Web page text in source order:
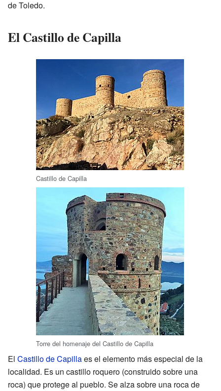
de Toledo.
El Castillo de Capilla
Castillo de Capilla
Torre del homenaje del Castillo de Capilla
El Castillo de Capillaes el elemento más especial de la
localidad. Es un castillo roquero (construido sobre una
roca) que protege al pueblo. Se alza sobre una roca de